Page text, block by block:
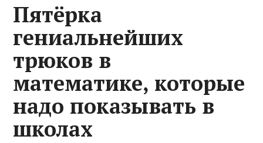
Пятёрка
гениальнейших
трюков в
математике, которые
надо показывать в
школах